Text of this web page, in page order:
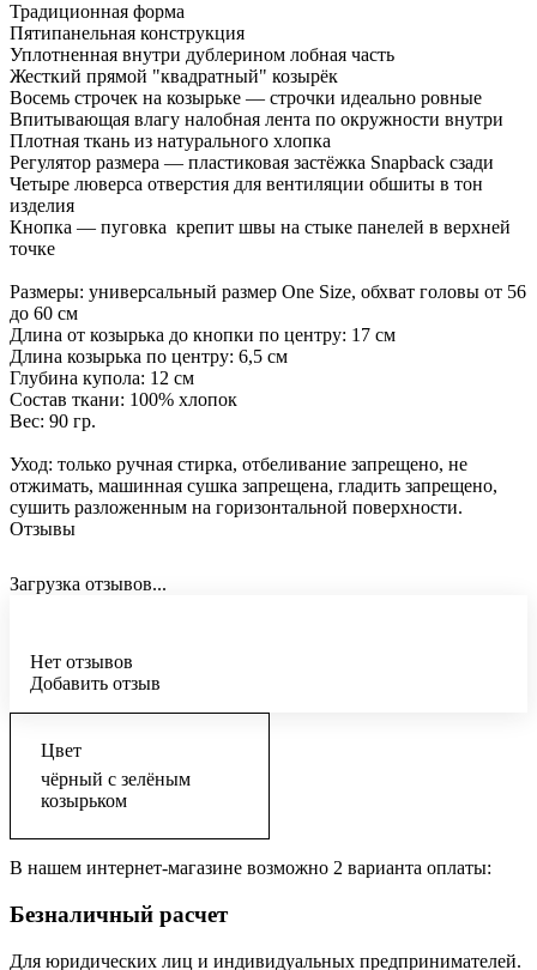
Традиционная форма
Пятипанельная конструкция
Уплотненная внутри дублерином лобная часть
Жесткий прямой "квадратный" козырёк
Восемь строчек на козырьке — строчки идеально ровные
Впитывающая влагу налобная лента по окружности внутри
Плотная ткань из натурального хлопка
Регулятор размера — пластиковая застёжка Snapback сзади
Четыре люверса отверстия для вентиляции обшиты в тон
изделия
Кнопка — пуговка крепит швы на стыке панелей в верхней
точке
Размеры: универсальный размер One Size, обхват головы от 56
до 60 см
Длина от козырька до кнопки по центру: 17 см
Длина козырька по центру: 6,5 см
Глубина купола: 12 см
Состав ткани: 100% хлопок
Вес: 90 гр.
Уход: только ручная стирка, отбеливание запрещено, не
отжимать, машинная сушка запрещена, гладить запрещено,
сушить разложенным на горизонтальной поверхности.
Отзывы
Загрузка отзывов...
Нет отзывов
Добавить отзыв
Цвет
чёрный с зелёным
козырьком
В нашем интернет-магазине возможно 2 варианта оплаты:
Безналичный расчет
Для юридических лиц и индивидуальных предпринимателей.